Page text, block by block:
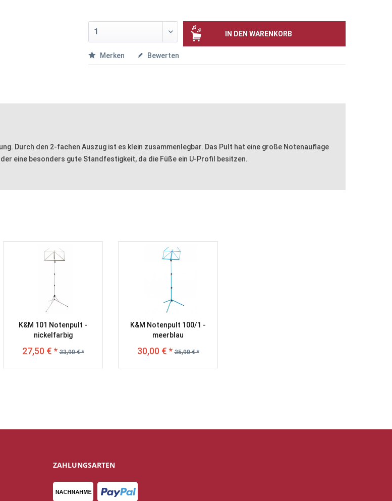
IN DEN WARENKORB
Merken Bewerten
Durch den 2-fachen Auszug ist es klein zusammenlegbar. Das Pult hat eine große Notenauflage
eine besonders gute Standfestigkeit, da die Füße ein U-Profil besitzen.
K&M 101 Notenpult -
nickelfarbig
27,50 € * 33,90 € *
K&M Notenpult 100/1 -
meerblau
30,00 € * 35,90 € *
ZAHLUNGSARTEN